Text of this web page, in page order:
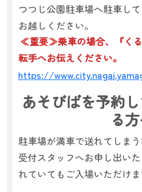
つつじ公園駐車場へ駐車し
お越しください。
≪重要≫乗車の場合、『く
転手へお伝えください。
https://
あそびばを予約
る
駐車場が満車で送れてしま
受付スタッフへお申し出い
れていてもご入場いただけま